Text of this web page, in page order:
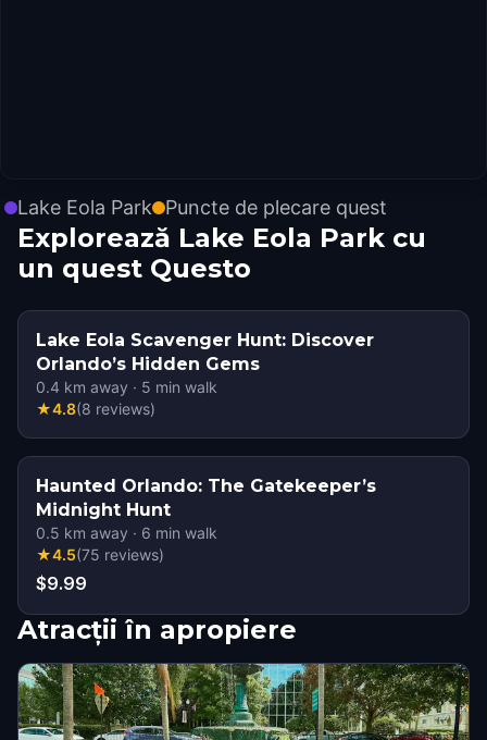
Lake Eola Park Puncte de plecare quest
Explorează Lake Eola Park cu
un quest Questo
Lake Eola Scavenger Hunt: Discover
Orlando’s Hidden Gems
0.4 km away · 5 min walk
★4.8(8 reviews)
Haunted Orlando: The Gatekeeper’s
Midnight Hunt
0.5 km away · 6 min walk
★4.5(75 reviews)
$9.99
Atracții în apropiere